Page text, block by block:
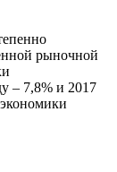
рыночной
– 7,8% и 2017